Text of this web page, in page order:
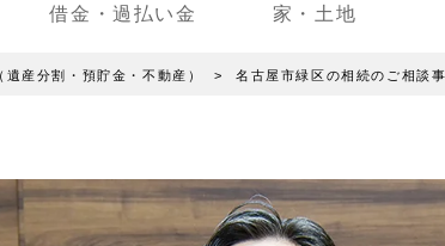
借金・過払い金 家・土地
遺産分割・預貯金・不動産） 名古屋市緑区の相続のご相談